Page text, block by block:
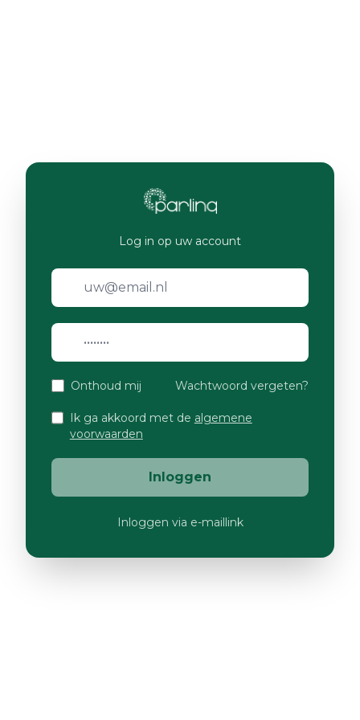
Log in op uw account
Onthoud mij Wachtwoord vergeten?
Ik ga akkoord met de algemene
voorwaarden
Inloggen
Inloggen via e-maillink